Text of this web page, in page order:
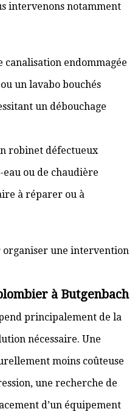
intervenons notamment
canalisation endommagée
un lavabo bouchés
un débouchage
robinet défectueux
ou de chaudière
à réparer ou à
une intervention
à Butgenbach
principalement de la
nécessaire. Une
moins coûteuse
une recherche de
d’un équipement